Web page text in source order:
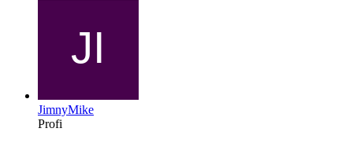
JimnyMike
Profi